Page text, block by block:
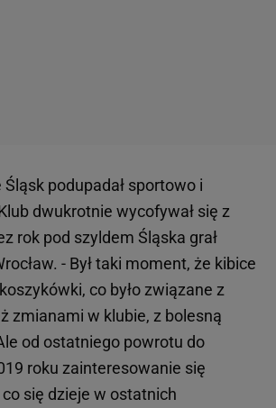
podupadał sportowo i
dwukrotnie wycofywał się z
rok pod szyldem Śląska grał
- Był taki moment, że kibice
co było związane z
zmianami w klubie, z bolesną
od ostatniego powrotu do
roku zainteresowanie się
się dzieje w ostatnich